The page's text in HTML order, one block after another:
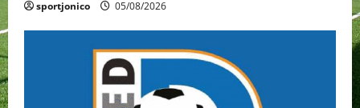
sportjonico 05/08/2026